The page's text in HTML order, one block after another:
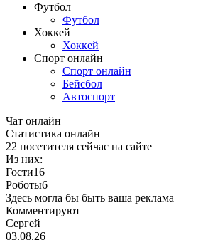
Футбол
Футбол
Хоккей
Хоккей
Спорт онлайн
Спорт онлайн
Бейсбол
Автоспорт
Чат онлайн
Cтатистика онлайн
22 посетителя сейчас на сайте
Из них:
Гости16
Роботы6
Здесь могла бы быть ваша реклама
Комментируют
Сергей
03.08.26